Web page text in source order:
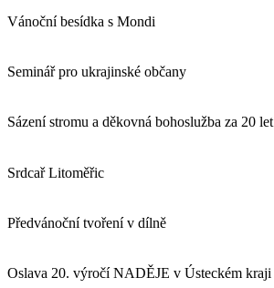
Vánoční besídka s Mondi
Seminář pro ukrajinské občany
Sázení stromu a děkovná bohoslužba za 20 let
Srdcař Litoměřic
Předvánoční tvoření v dílně
Oslava 20. výročí NADĚJE v Ústeckém kraji